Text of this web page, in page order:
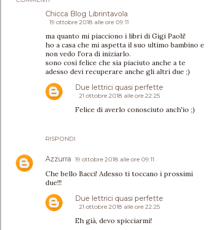
Chicca Blog Librintavola
19 ottobre 2018 alle ore 09:11
ma quanto mi piacciono i libri di Gigi Paoli!
ho a casa che mi aspetta il suo ultimo bambino e
non vedo l'ora di iniziarlo.
sono così felice che sia piaciuto anche a te
adesso devi recuperare anche gli altri due ;)
RISPONDI
Due lettrici quasi perfette
21 ottobre 2018 alle ore 22:25
Felice di averlo conosciuto anch'io ;)
Azzurra 19 ottobre 2018 alle ore 09:11
Che bello Bacci! Adesso ti toccano i prossimi
due!!!
Due lettrici quasi perfette
21 ottobre 2018 alle ore 22:25
Eh già, devo spicciarmi!